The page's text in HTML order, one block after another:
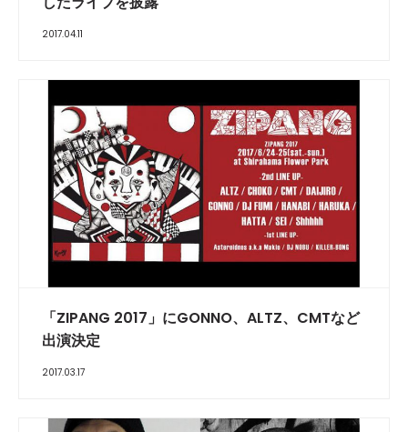
2017.04.11
「ZIPANG 2017」にGONNO、ALTZ、CMTなど
出演決定
2017.03.17